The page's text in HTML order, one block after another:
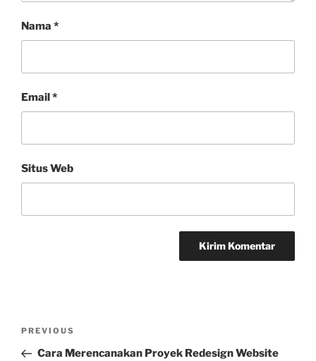
Nama *
Email*
Situs Web
Navigasi
Previous
Post
PREVIOUS
Cara Merencanakan Proyek Redesign Website